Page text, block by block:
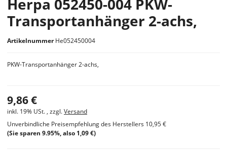
Herpa 052450-004 PKW-
Transportanhänger 2-achs,
Artikelnummer He052450004
PKW-Transportanhänger 2-achs,
9,86 €
inkl. 19% USt. , zzgl.Versand
Unverbindliche Preisempfehlung des Herstellers 10,95 €
(Sie sparen 9.95%, also 1,09 €)